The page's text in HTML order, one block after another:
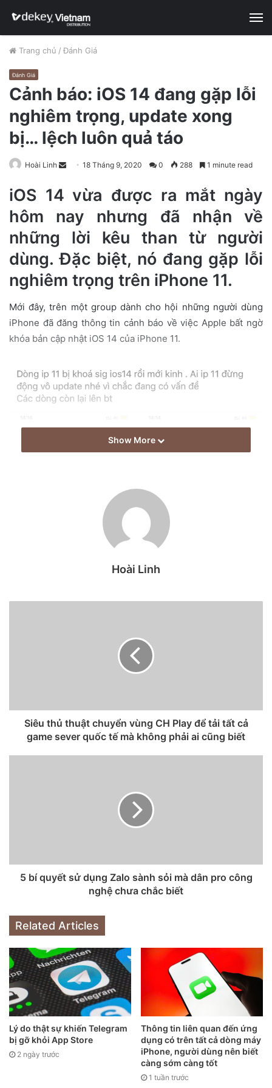
Trang chủ / Đánh Giá
Đánh Giá
Cảnh báo: iOS 14 đang gặp lỗi
nghiêm trọng, update xong
bị… lệch luôn quả táo
Hoài Linh
a
e
m
a
18 Tháng 9, 2020 0 288 1 minute read
iOS 14 vừa được ra mắt ngày
hôm nay nhưng đã nhận về
những lời kêu than từ người
dùng. Đặc biệt, nó đang gặp lỗi
nghiêm trọng trên iPhone 11.
Mới đây, trên một group dành cho hội những người dùng
iPhone đã đăng thông tin cảnh báo về việc Apple bất ngờ
khóa bản cập nhật iOS 14 của iPhone 11.
11 nhận thấy thiết bị của mình liên tục gặp lỗi giật, lag, các
ứng dụng không được tối ưu và thậm chí % pin tụt theo
từng phút. Đến tầm đầu giờ chiều thì người dùng nhận ra
Check trên trang web download thì iOS 14 đã không còn
được hỗ trợ đối với iPhone 11
Show More
Hoài Linh
Siêu thủ thuật chuyển vùng CH Play để tải tất cả
game sever quốc tế mà không phải ai cũng biết
5 bí quyết sử dụng Zalo sành sỏi mà dân pro công
nghệ chưa chắc biết
Related Articles
Lý do thật sự khiến Telegram
bị gỡ khỏi App Store
2 ngày trước
Thông tin liên quan đến ứng
dụng có trên tất cả dòng máy
iPhone, người dùng nên biết
càng sớm càng tốt
1 tuần trước